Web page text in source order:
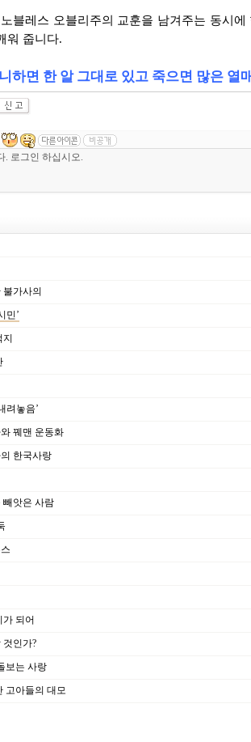
블레스 오블리주의 교훈을 남겨주는 동시
워 줍니다.
하면 한 알 그대로 있고 죽으면 많은 열
가사의
민’
려놓음’
꿰맨 운동화
한국사랑
빼앗은 사람
가 되어
것인가?
보는 사랑
고아들의 대모